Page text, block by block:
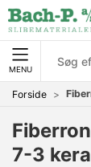
MENU
Forside
7-3